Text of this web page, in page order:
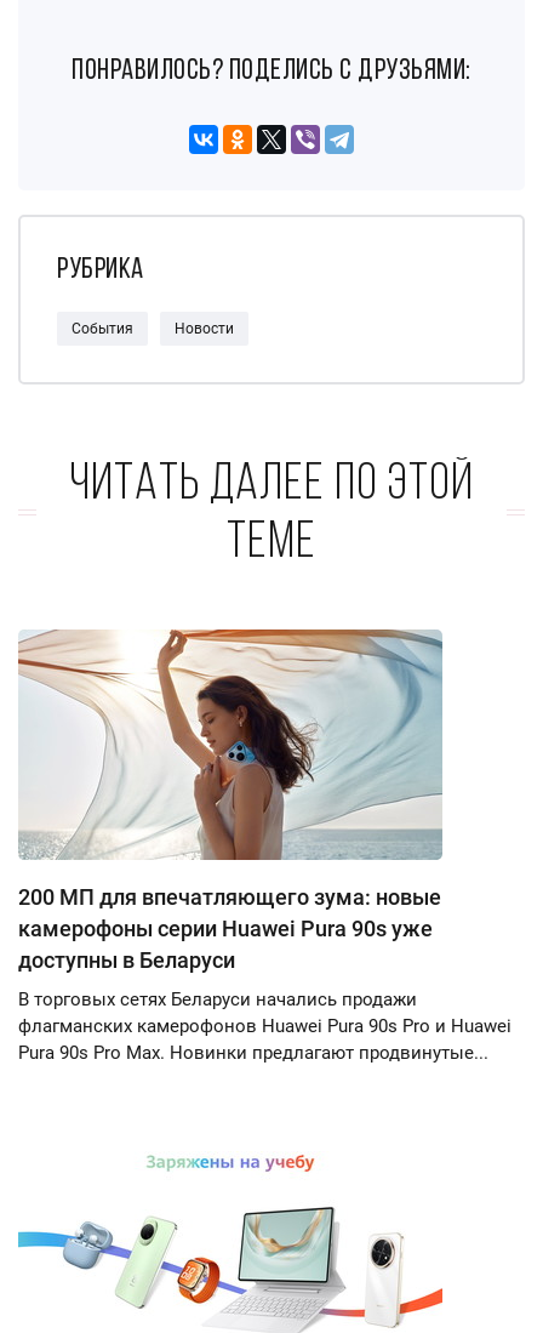
понравилось? поделись с друзьями:
Рубрика
События Новости
Читать далее по этой
теме
200 МП для впечатляющего зума: новые
камерофоны серии Huawei Pura 90s уже
доступны в Беларуси
В торговых сетях Беларуси начались продажи
флагманских камерофонов Huawei Pura 90s Pro и Huawei
Pura 90s Pro Max. Новинки предлагают продвинутые...